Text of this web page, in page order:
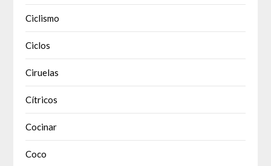
Ciclismo
Ciclos
Ciruelas
Cítricos
Cocinar
Coco